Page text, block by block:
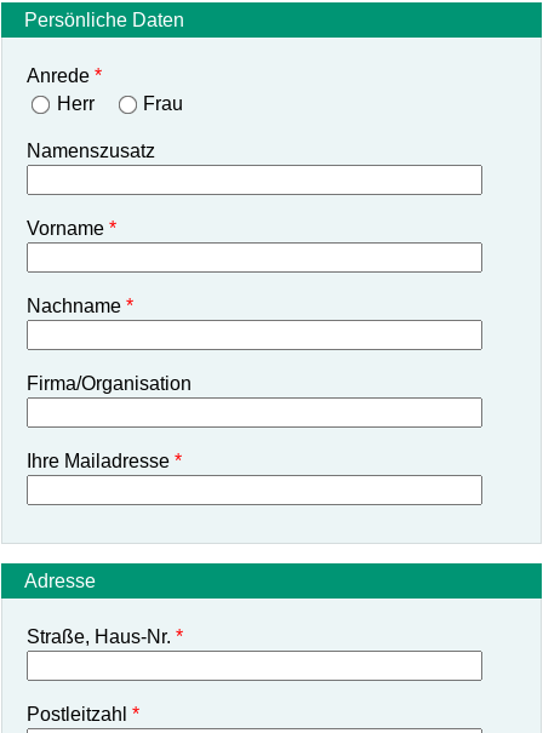
Persönliche Daten
Anrede
Herr
Frau
Namenszusatz
Vorname
Nachname
Firma/Organisation
Ihre Mailadresse
Adresse
Straße, Haus-Nr.
Postleitzahl